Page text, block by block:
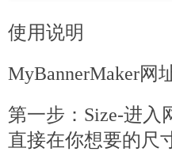
使用说明
MyBannerMaker网
第一步：Size-进入
直接在你想要的尺